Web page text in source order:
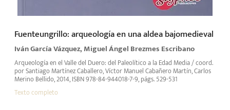
Fuenteungrillo: arqueología en una aldea bajomedieval
Iván García Vázquez, Miguel Ángel Brezmes Escribano
Arqueología en el Valle del Duero: del Paleolítico a la Edad Media / coord.
por Santiago Martínez Caballero, Víctor Manuel Cabañero Martín, Carlos
Merino Bellido, 2014, ISBN 978-84-944018-7-9, págs. 529-531
Texto completo